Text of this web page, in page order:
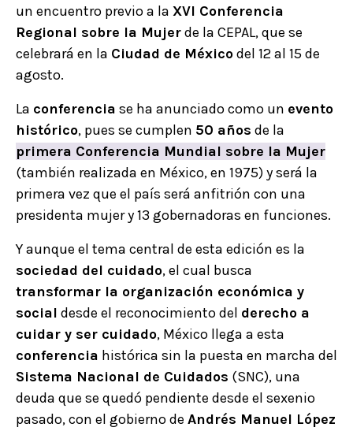
un encuentro previo a la XVI Conferencia
Regional sobre la Mujerde la CEPAL, que se
celebrará en la Ciudad de Méxicodel 12 al 15 de
agosto.
La conferencia se ha anunciado como un evento
histórico, pues se cumplen 50 años de la
primera Conferencia Mundial sobre la Mujer
(también realizada en México, en 1975) y será la
primera vez que el país será anfitrión con una
presidenta mujer y 13 gobernadoras en funciones.
Y aunque el tema central de esta edición es la
sociedad del cuidado, el cual busca
transformar la organización económica y
social desde el reconocimiento del derecho a
cuidar y ser cuidado, México llega a esta
conferencia histórica sin la puesta en marcha del
Sistema Nacional de Cuidados (SNC), una
deuda que se quedó pendiente desde el sexenio
pasado, con el gobierno de Andrés Manuel López